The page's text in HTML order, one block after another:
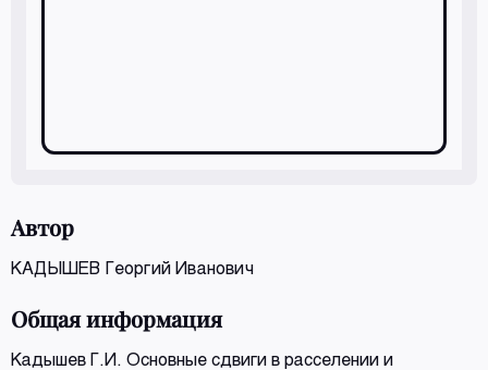
Автор
КАДЫШЕВ Георгий Иванович
Общая информация
Кадышев Г.И. Основные сдвиги в расселении и